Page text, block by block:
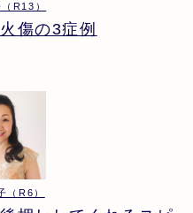
R13）
傷の3症例
（R6）